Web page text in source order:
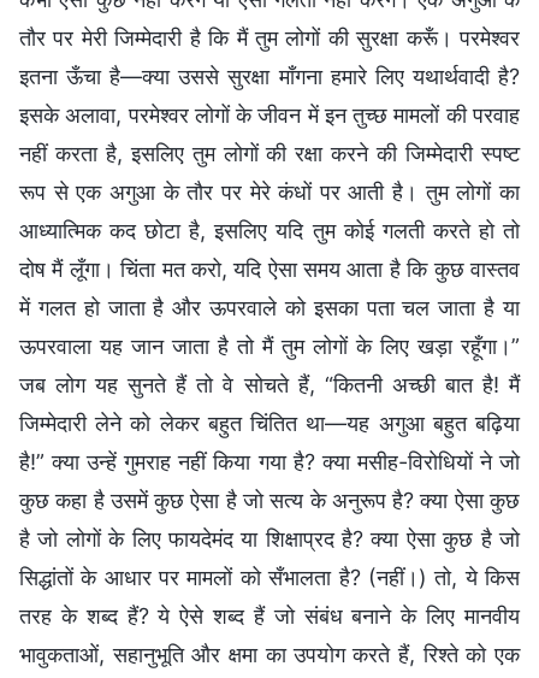
तौर पर मेरी जिम्मेदारी है कि मैं तुम लोगों की सुरक्षा करूँ। परमेश्वर
इतना ऊँचा है—क्या उससे सुरक्षा माँगना हमारे लिए यथार्थवादी है?
इसके अलावा, परमेश्वर लोगों के जीवन में इन तुच्छ मामलों की परवाह
नहीं करता है, इसलिए तुम लोगों की रक्षा करने की जिम्मेदारी स्पष्ट
रूप से एक अगुआ के तौर पर मेरे कंधों पर आती है। तुम लोगों का
आध्यात्मिक कद छोटा है, इसलिए यदि तुम कोई गलती करते हो तो
दोष मैं लूँगा। चिंता मत करो, यदि ऐसा समय आता है कि कुछ वास्तव
में गलत हो जाता है और ऊपरवाले को इसका पता चल जाता है या
ऊपरवाला यह जान जाता है तो मैं तुम लोगों के लिए खड़ा रहूँगा।”
जब लोग यह सुनते हैं तो वे सोचते हैं, “कितनी अच्छी बात है! मैं
जिम्मेदारी लेने को लेकर बहुत चिंतित था—यह अगुआ बहुत बढ़िया
है!” क्या उन्हें गुमराह नहीं किया गया है? क्या मसीह-विरोधियों ने जो
कुछ कहा है उसमें कुछ ऐसा है जो सत्य के अनुरूप है? क्या ऐसा कुछ
है जो लोगों के लिए फायदेमंद या शिक्षाप्रद है? क्या ऐसा कुछ है जो
सिद्धांतों के आधार पर मामलों को सँभालता है? (नहीं।) तो, ये किस
तरह के शब्द हैं? ये ऐसे शब्द हैं जो संबंध बनाने के लिए मानवीय
भावुकताओं, सहानुभूति और क्षमा का उपयोग करते हैं, रिश्ते को एक